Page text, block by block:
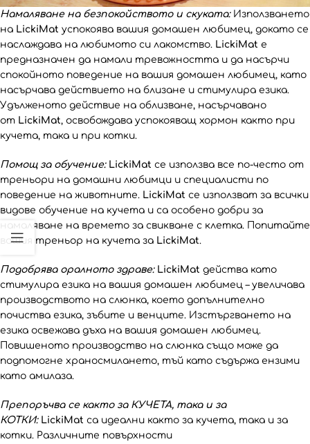
Намаляване на безпокойството и скуката:Използването
на LickiMat успокоява вашия домашен любимец, докато се
наслаждава на любимото си лакомство. LickiMat е
предназначен да намали тревожността и да насърчи
спокойното поведение на вашия домашен любимец, като
насърчава действието на близане и стимулира езика.
Удълженото действие на облизване, насърчавано
от LickiMat, освобождава успокояващ хормон както при
кучета, така и при котки.
Помощ за обучение: LickiMat се използва все по-често от
треньори на домашни любимци и специалисти по
поведение на животните. LickiMat се използват за всички
видове обучение на кучета и са особено добри за
намаляване на времето за свикване с клетка. Попитайте
вашия треньор на кучета за LickiMat.
Подобрява оралното здраве: LickiMat действа като
стимулира езика на вашия домашен любимец – увеличава
производството на слюнка, което допълнително
почиства езика, зъбите и венците. Изстъргването на
езика освежава дъха на вашия домашен любимец.
Повишеното производство на слюнка също може да
подпомогне храносмилането, тъй като съдържа ензими
като амилаза.
Препоръчва се както за КУЧЕТА, така и за
КОТКИ: LickiMat са идеални както за кучета, така и за
котки. Различните повърхности